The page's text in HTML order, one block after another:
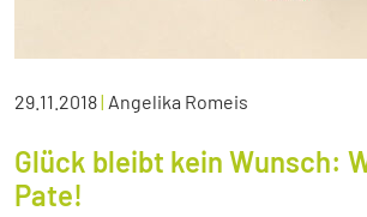
29.11.2018| Angelika Romeis
Glück bleibt kein Wunsch:
Pate!